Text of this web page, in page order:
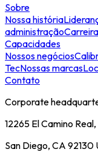
Sobre
Nossa história
administração
Capacidades
Nossos negócios
TecNossas marcas
Contato
Corporate
12265 El Camino
San Diego, CA 92130